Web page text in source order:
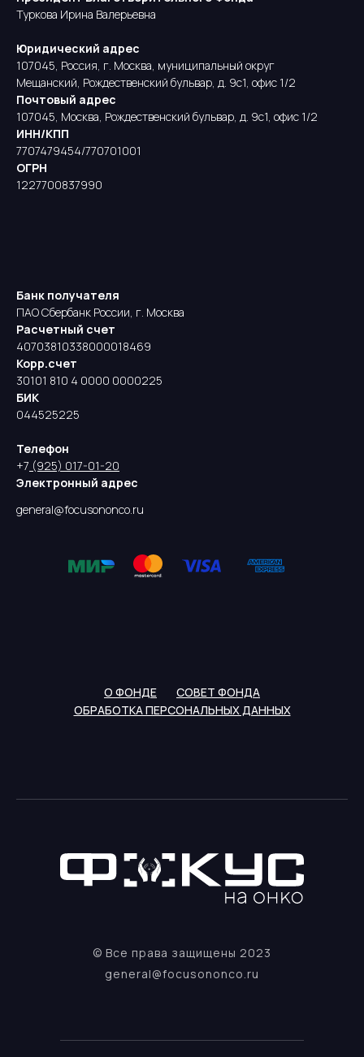
Туркова Ирина Валерьевна
Юридический адрес
107045, Россия, г. Москва, муниципальный округ
Мещанский, Рождественский бульвар, д. 9с1, офис 1/2
Почтовый адрес
107045, Москва, Рождественский бульвар, д. 9с1, офис 1/2
ИНН/КПП
7707479454/770701001
ОГРН
1227700837990
Банк получателя
ПАО Сбербанк России, г. Москва
Расчетный счет
40703810338000018469
Корр.счет
30101 810 4 0000 0000225
БИК
044525225
Телефон
+7 (925) 017-01-20
Электронный адрес
general@focusononco.ru
О ФОНДЕ
СОВЕТ ФОНДА
ОБРАБОТКА ПЕРСОНАЛЬНЫХ ДАННЫХ
© Все права защищены 2023
general@focusononco.ru